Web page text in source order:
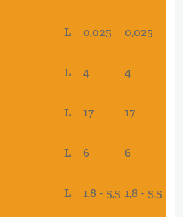
L 0,025 0,025
L 4 4
L 17 17
L 6 6
L 1,8 - 5,5 1,8 - 5,5